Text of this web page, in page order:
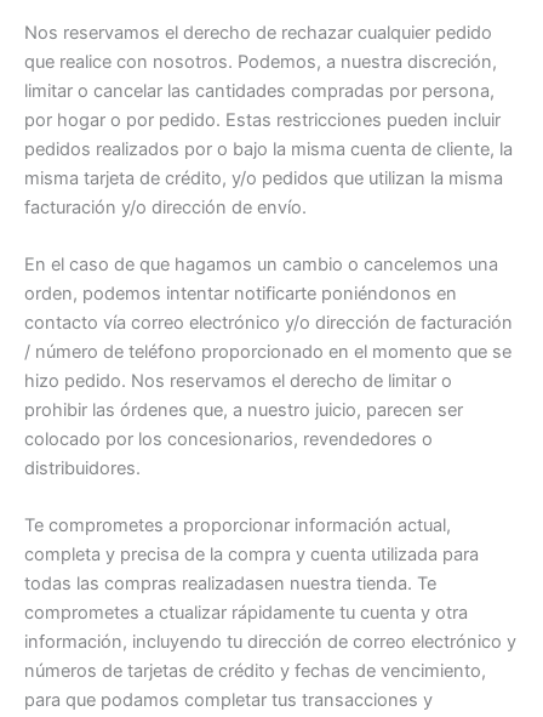
Nos reservamos el derecho de rechazar cualquier pedido
que realice con nosotros. Podemos, a nuestra discreción,
limitar o cancelar las cantidades compradas por persona,
por hogar o por pedido. Estas restricciones pueden incluir
pedidos realizados por o bajo la misma cuenta de cliente, la
misma tarjeta de crédito, y/o pedidos que utilizan la misma
facturación y/o dirección de envío.
En el caso de que hagamos un cambio o cancelemos una
orden, podemos intentar notificarte poniéndonos en
contacto vía correo electrónico y/o dirección de facturación
/ número de teléfono proporcionado en el momento que se
hizo pedido. Nos reservamos el derecho de limitar o
prohibir las órdenes que, a nuestro juicio, parecen ser
colocado por los concesionarios, revendedores o
distribuidores.
Te comprometes a proporcionar información actual,
completa y precisa de la compra y cuenta utilizada para
todas las compras realizadasen nuestra tienda. Te
comprometes a ctualizar rápidamente tu cuenta y otra
información, incluyendo tu dirección de correo electrónico y
números de tarjetas de crédito y fechas de vencimiento,
para que podamos completar tus transacciones y